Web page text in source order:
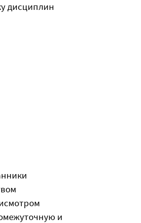
дисциплин
и